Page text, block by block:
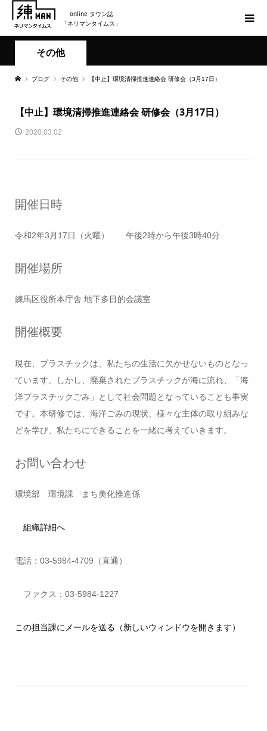
online タウン誌
「ネリマンタイムス」
その他
ブログ その他 【中止】環境清掃推進連絡会 研修会（3月17日）
【中止】環境清掃推進連絡会 研修会（3月17日）
2020.03.02
開催日時
令和2年3月17日（火曜） 午後2時から午後3時40分
開催場所
練馬区役所本庁舎 地下多目的会議室
開催概要
現在、プラスチックは、私たちの生活に欠かせないものとなっ
ています。しかし、廃棄されたプラスチックが海に流れ、「海
洋プラスチックごみ」として社会問題となっていることも事実
です。本研修では、海洋ごみの現状、様々な主体の取り組みな
どを学び、私たちにできることを一緒に考えていきます。
お問い合わせ
環境部 環境課 まち美化推進係
組織詳細へ
電話：03-5984-4709（直通）
ファクス：03-5984-1227
この担当課にメールを送る（新しいウィンドウを開きます）